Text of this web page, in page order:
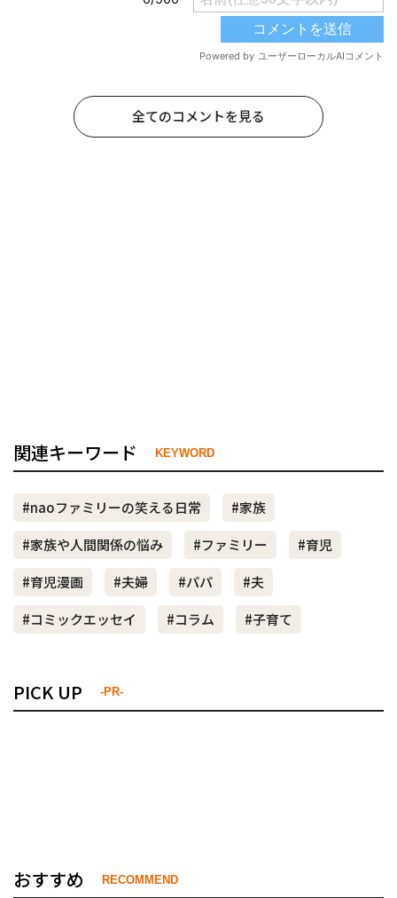
全てのコメントを見る
関連キーワード KEYWORD
#naoファミリーの笑える日常
#家族
#家族や人間関係の悩み
#ファミリー
#育児
#育児漫画
#夫婦 #パパ
#夫
#コミックエッセイ
#コラム #子育て
PICK UP -PR-
おすすめ RECOMMEND